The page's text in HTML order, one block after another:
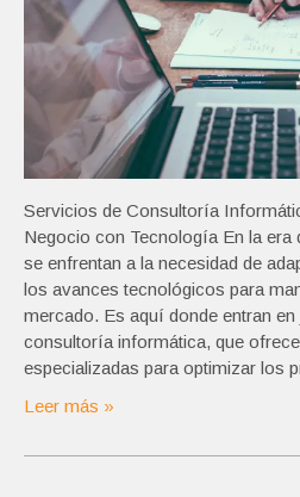
Servicios de Consultoría
Negocio con Tecnología En la era
se enfrentan a la necesidad de
los avances tecnológicos para
mercado. Es aquí donde entran
consultoría informática, que
especializadas para optimizar los
Leer más »